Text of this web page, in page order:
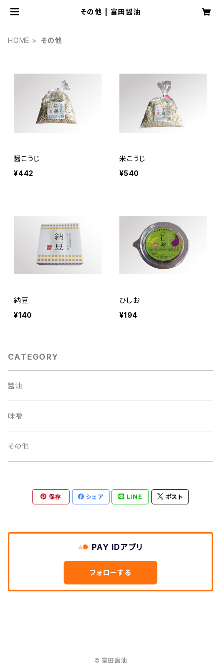
その他 | 富田醤油
HOME その他
醤こうじ
¥442
米こうじ
¥540
納豆
¥140
ひしお
¥194
CATEGORY
醬油
味噌
その他
保存 シェア LINE ポスト
PAY IDアプリ
フォローする
© 富田醤油